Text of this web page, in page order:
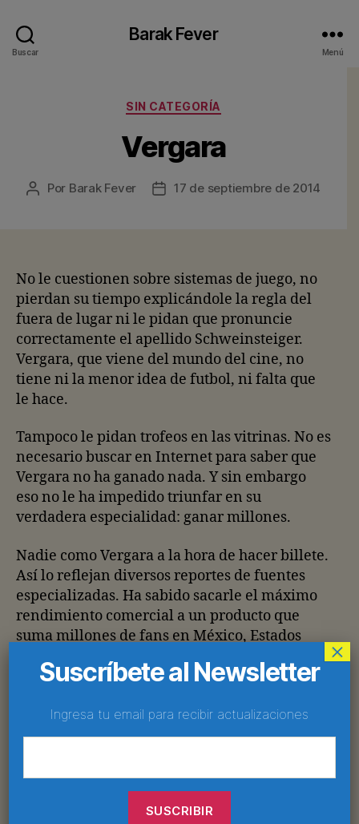
Buscar
Barak Fever
Menú
Categorías
SIN CATEGORÍA
Vergara
Autor
Por Barak Fever
Fecha17 de septiembre de 2014
No le cuestionen sobre sistemas de juego, no
pierdan su tiempo explicándole la regla del
fuera de lugar ni le pidan que pronuncie
correctamente el apellido Schweinsteiger.
Vergara, que viene del mundo del cine, no
tiene ni la menor idea de futbol, ni falta que
le hace.
Tampoco le pidan trofeos en las vitrinas. No es
necesario buscar en Internet para saber que
Vergara no ha ganado nada. Y sin embargo
eso no le ha impedido triunfar en su
verdadera especialidad: ganar millones.
Nadie como Vergara a la hora de hacer billete.
Así lo reflejan diversos reportes de fuentes
especializadas. Ha sabido sacarle el máximo
rendimiento comercial a un producto que
suma millones de fans en México, Estados
Vergara siempre se le cuestiona por cualquier
cosa: que si los polémicos viajes a Colombia,
por conveniencia… Han pasado los años y
muchos aún no le perdonan el haberse ido
con Televisa. ¡Como si fuera opción decirle
Suscríbete al Newsletter
Ingresa tu email para recibir actualizaciones
×